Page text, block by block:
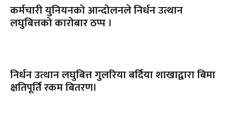
कर्मचारी युनियनको आन्दोलनले निर्धन उत्थान
लघुबित्तको कारोबार ठप्प ।
निर्धन उत्थान लघुबित्त गुलरिया बर्दिया शाखाद्वारा बिमा
क्षतिपूर्ति रकम बितरण।